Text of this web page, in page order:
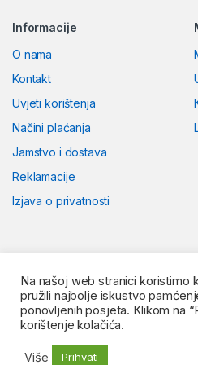
Informacije
O nama
Kontakt
Uvjeti korištenja
Načini plaćanja
Jamstvo i dostava
Reklamacije
Izjava o privatnosti
Na našoj web stranici koristimo
pružili najbolje iskustvo
ponovljenih posjeta. Klikom na
korištenje kolačića.
Više Prihvati